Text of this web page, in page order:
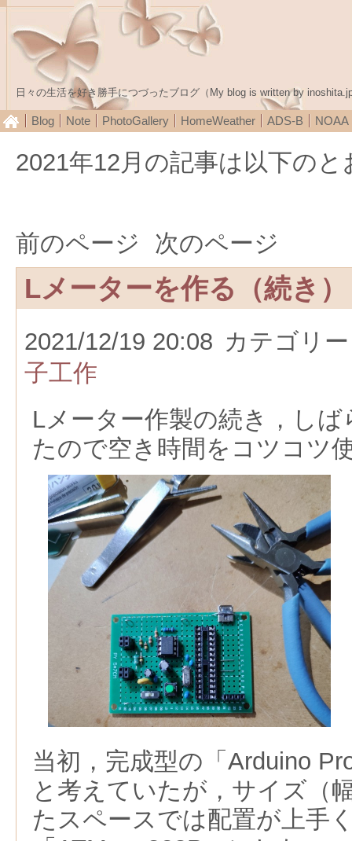
日々の生活を好き勝手につづったブログ（My blog is written by
Blog Note PhotoGallery HomeWeather ADS-B NOAA
2021年12月の記事は以下の
前のページ 次のページ
Lメーターを作る（続き）
2021/12/19 20:08 カテゴリ
子工作
Lメーター作製の続き，し
たので空き時間をコツコツ
当初，完成型の「Arduino
と考えていたが，サイズ（
たスペースでは配置が上手